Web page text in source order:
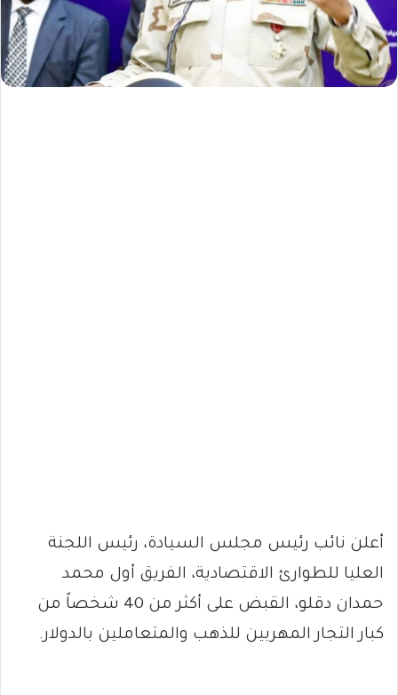
أعلن نائب رئيس مجلس السيادة، رئيس اللجنة
العليا للطوارئ الاقتصادية، الفريق أول محمد
حمدان دقلو، القبض على أكثر من 40 شخصاً من
كبار التجار المهربين للذهب والمتعاملين بالدولار.